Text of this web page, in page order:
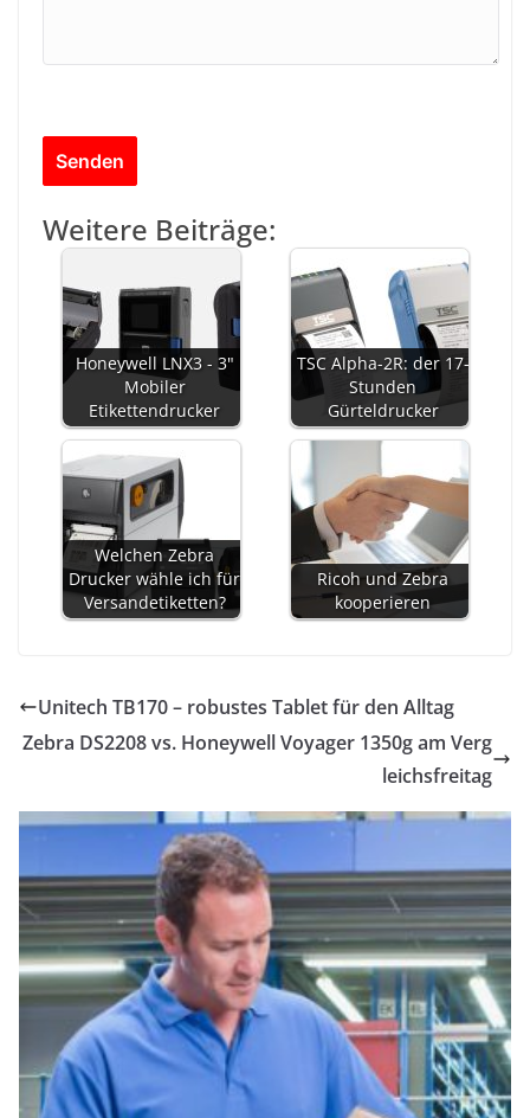
Weitere Beiträge:
Honeywell LNX3 - 3"
Mobiler
Etikettendrucker
TSC Alpha-2R: der 17-
Stunden
Gürteldrucker
Welchen Zebra
Drucker wähle ich für
Versandetiketten?
Ricoh und Zebra
kooperieren
Unitech TB170 – robustes Tablet für den Alltag
Zebra DS2208 vs. Honeywell Voyager 1350g am Verg
leichsfreitag